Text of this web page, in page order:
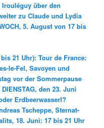
über den
zu Claude und Lydia
5. August von 17 bis
21 Uhr): Tour de France:
le-Fel, Savoyen und
vor der Sommerpause
den 23. Juni
Erdbeerwasserl?
Tscheppe, Sternat-
18. Juni: 17 bis 21 Uhr